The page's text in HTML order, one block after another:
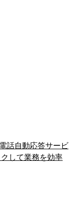
話自動応答サービ
して業務を効率